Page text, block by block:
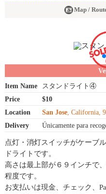
Map /
Item Name
スタンドライト④
Price
$10
Location
San Jose, California,
Delivery
Únicamente para
点灯・消灯スイッチがケーブ
ドライトです。
高さは最上部が６９インチで
程度です。
お支払いは現金、チェック、